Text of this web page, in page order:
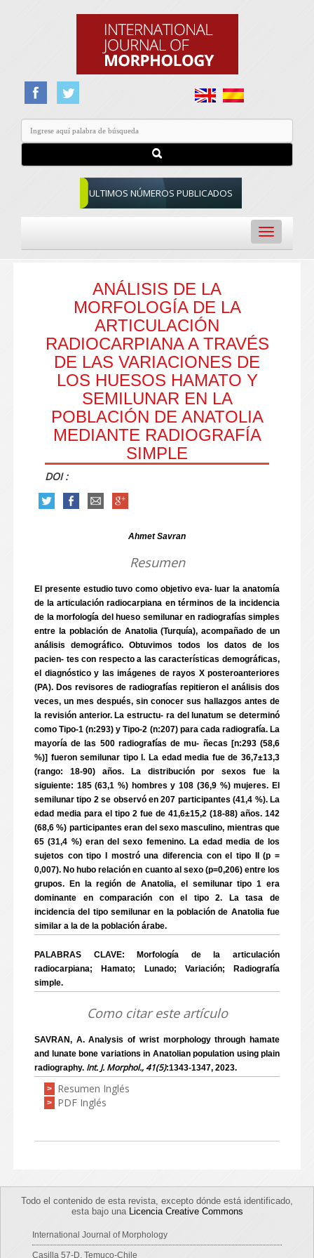
ULTIMOS NÚMEROS PUBLICADOS
Toggle
navigation
ANÁLISIS DE LA
MORFOLOGÍA DE LA
ARTICULACIÓN
RADIOCARPIANA A TRAVÉS
DE LAS VARIACIONES DE
LOS HUESOS HAMATO Y
SEMILUNAR EN LA
POBLACIÓN DE ANATOLIA
MEDIANTE RADIOGRAFÍA
SIMPLE
DOI :
Ahmet Savran
Resumen
El presente estudio tuvo como objetivo eva- luar la anatomía
de la articulación radiocarpiana en términos de la incidencia
de la morfología del hueso semilunar en radiografías simples
entre la población de Anatolia (Turquía), acompañado de un
análisis demográfico. Obtuvimos todos los datos de los
pacien- tes con respecto a las características demográficas,
el diagnóstico y las imágenes de rayos X posteroanteriores
(PA). Dos revisores de radiografías repitieron el análisis dos
veces, un mes después, sin conocer sus hallazgos antes de
la revisión anterior. La estructu- ra del lunatum se determinó
como Tipo-1 (n:293) y Tipo-2 (n:207) para cada radiografía. La
mayoría de las 500 radiografías de mu- ñecas [n:293 (58,6
%)] fueron semilunar tipo I. La edad media fue de 36,7±13,3
(rango: 18-90) años. La distribución por sexos fue la
siguiente: 185 (63,1 %) hombres y 108 (36,9 %) mujeres. El
semilunar tipo 2 se observó en 207 participantes (41,4 %). La
edad media para el tipo 2 fue de 41,6±15,2 (18-88) años. 142
(68,6 %) participantes eran del sexo masculino, mientras que
65 (31,4 %) eran del sexo femenino. La edad media de los
sujetos con tipo I mostró una diferencia con el tipo II (p =
0,007). No hubo relación en cuanto al sexo (p=0,206) entre los
grupos. En la región de Anatolia, el semilunar tipo 1 era
dominante en comparación con el tipo 2. La tasa de
incidencia del tipo semilunar en la población de Anatolia fue
similar a la de la población árabe.
PALABRAS CLAVE: Morfología de la articulación
radiocarpiana; Hamato; Lunado; Variación; Radiografía
simple.
Como citar este artículo
SAVRAN, A. Analysis of wrist morphology through hamate
and lunate bone variations in Anatolian population using plain
radiography. Int. J. Morphol., 41(5):1343-1347, 2023.
> Resumen Inglés
> PDF Inglés
Todo el contenido de esta revista, excepto dónde está identificado,
esta bajo una Licencia Creative Commons
International Journal of Morphology
Casilla 57-D, Temuco-Chile